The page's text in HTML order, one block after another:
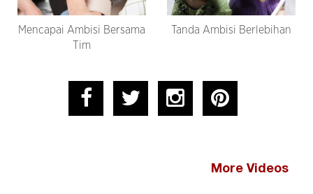
Mencapai Ambisi Bersama
Tim
Tanda Ambisi Berlebihan
More Videos